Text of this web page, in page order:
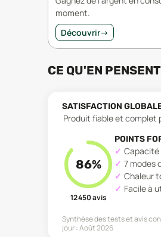
moment.
Découvrir→
CE QU'EN
SATISFACTION
Produit fiable et complet
86%
12 450avis
POINTS
Capacité
7 modes
Chaleur
Facile à
Synthèse des tests et avis
jour :Août 2026